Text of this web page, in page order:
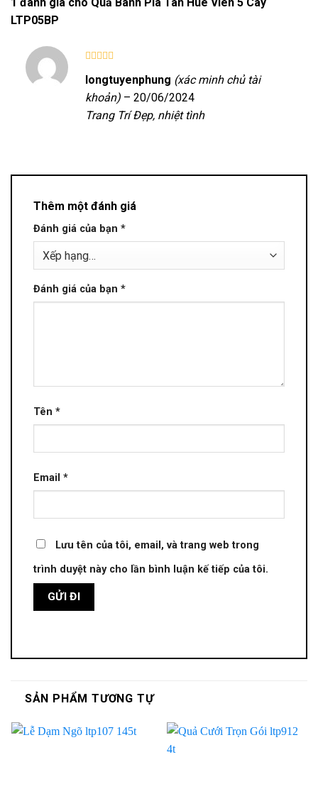
LTP05BP
hạng55
longtuyenphung (xác minh chủ tài
khoản) – 20/06/2024
Trang Trí Đẹp, nhiệt tình
Thêm một đánh giá
Đánh giá của bạn *
Đánh giá của bạn *
Tên *
Email *
Lưu tên của tôi, email, và trang web trong
trình duyệt này cho lần bình luận kế tiếp của tôi.
SẢN PHẨM TƯƠNG TỰ